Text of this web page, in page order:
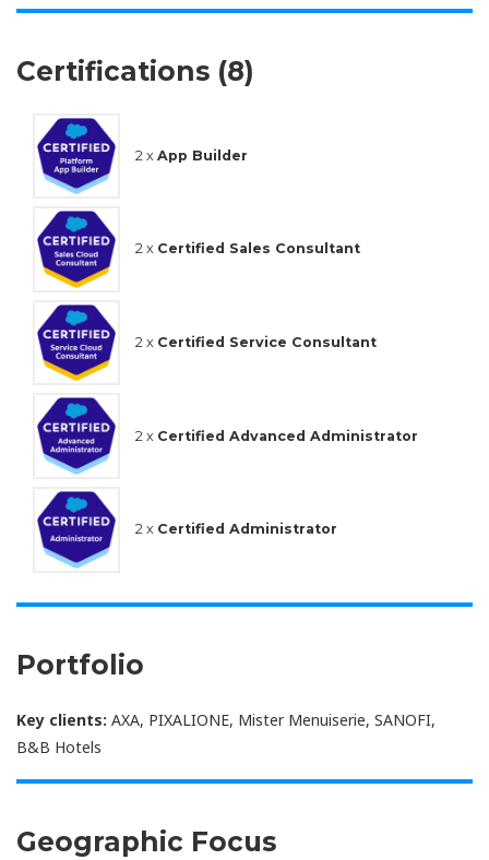
Certifications (8)
2 x App Builder
2 x Certified Sales Consultant
2 x Certified Service Consultant
2 x Certified Advanced Administrator
2 x Certified Administrator
Portfolio
Key clients: AXA, PIXALIONE, Mister Menuiserie, SANOFI,
B&B Hotels
Geographic Focus